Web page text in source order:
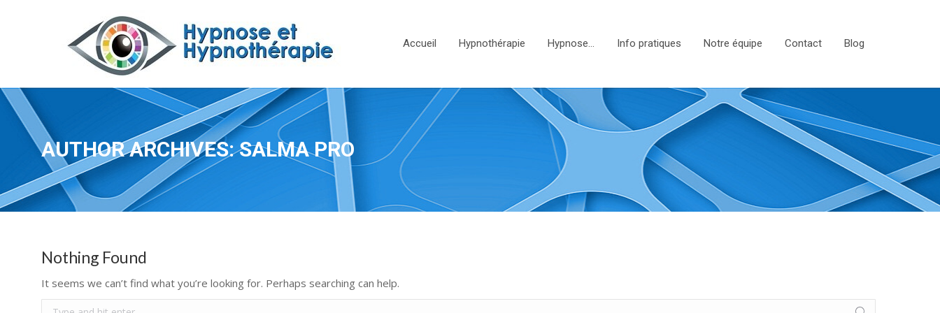
Accueil Hypnothérapie Hypnose… Info pratiques Notre équipe Contact Blog
AUTHOR ARCHIVES:SALMA PRO
Nothing Found
It seems we can’t find what you’re looking for. Perhaps searching can help.
Search: